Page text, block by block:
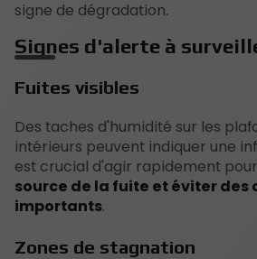
signe de dégradation.
Signes d'alerte à
Fuites visibles
Des taches d'humidité sur les
intérieurs peuvent indiquer une
est crucial d'agir rapidement pour
source de la fuite et éviter des
importants.
Zones de stagnation